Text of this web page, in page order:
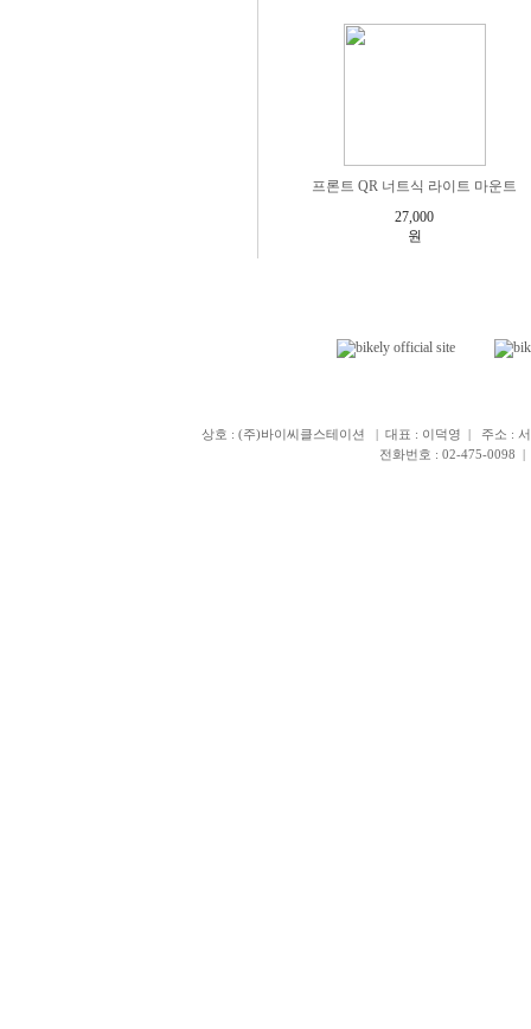
프론트 QR 너트식 라이트 마운트
27,000
원
상호 : (주)바이씨클스테이션 | 대표 : 이덕영 | 주소 : 서
전화번호 : 02-475-0098